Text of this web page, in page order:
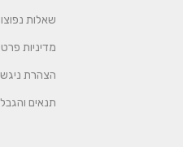
שאלות
מדיניות
הצהרת
תנאים